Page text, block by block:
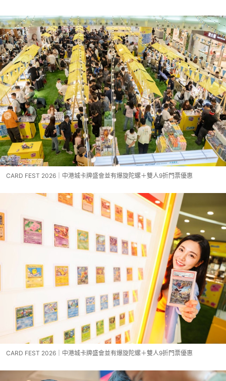
CARD FEST 2026｜中港城卡牌盛會並有爆旋陀螺＋雙人9折門票優惠
CARD FEST 2026｜中港城卡牌盛會並有爆旋陀螺＋雙人9折門票優惠